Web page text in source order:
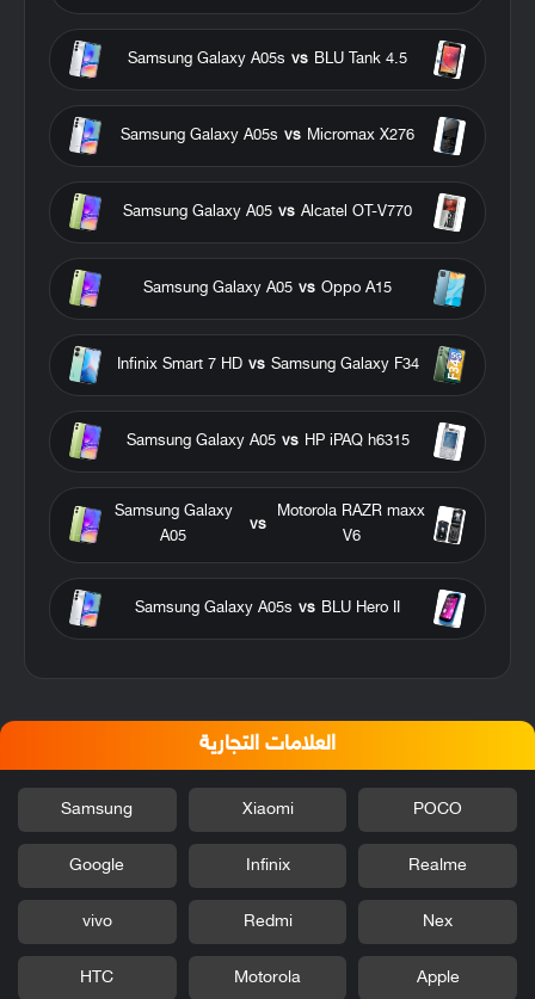
BLU Tank 4.5
vs
Samsung Galaxy A05s
Micromax X276
vs
Samsung Galaxy A05s
Alcatel OT-V770
vs
Samsung Galaxy A05
Oppo A15
vs
Samsung Galaxy A05
Samsung Galaxy F34
vs
Infinix Smart 7 HD
HP iPAQ h6315
vs
Samsung Galaxy A05
Motorola RAZR maxx
V6
vs
Samsung Galaxy
A05
BLU Hero II
vs
Samsung Galaxy A05s
العلامات التجارية
POCO
Xiaomi
Samsung
Realme
Infinix
Google
Nex
Redmi
vivo
Apple
Motorola
HTC